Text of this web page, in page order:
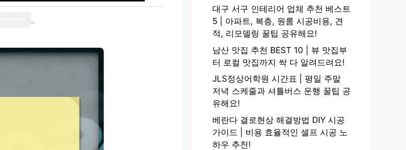
대구 서구 인테리어 업체 추천 베스트
5 | 아파트, 복층, 원룸 시공비용, 견
적, 리모델링 꿀팁 공유해요!
남산 맛집 추천 BEST 10 | 뷰 맛집부
터 로컬 맛집까지 싹 다 알려드려요!
JLS정상어학원 시간표 | 평일 주말
저녁 스케줄과 셔틀버스 운행 꿀팁 공
유해요!
베란다 결로현상 해결방법 DIY 시공
가이드 | 비용 효율적인 셀프 시공 노
하우 추천!